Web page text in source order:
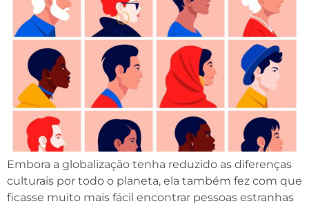
Embora a globalização tenha reduzido as diferenças
culturais por todo o planeta, ela também fez com que
ficasse muito mais fácil encontrar pessoas estranhas